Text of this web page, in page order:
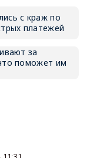
с краж по
платежей
за
поможет им